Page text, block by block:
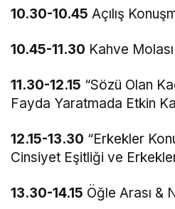
10.30-10.45Açılış
10.45-11.30 Kahve Molası
11.30-12.15 “Sözü Olan
Fayda Yaratmada Etkin
12.15-13.30 “Erkekler
Cinsiyet Eşitliği ve
13.30-14.15 Öğle Arası &